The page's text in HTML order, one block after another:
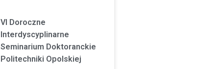
VI Doroczne
Interdyscyplinarne
Seminarium Doktoranckie
Politechniki Opolskiej